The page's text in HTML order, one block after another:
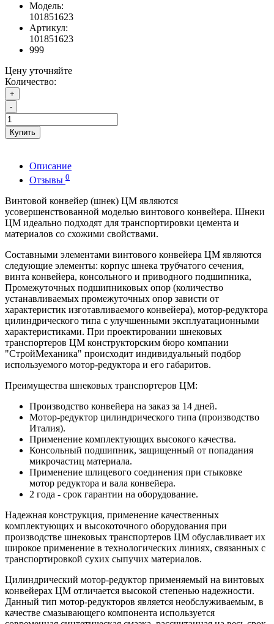
Модель:
101851623
Артикул:
101851623
999
Цену уточняйте
Количество:
+
-
Купить
Описание
Отзывы 0
Винтовой конвейер (шнек) ЦМ являются
усовершенствованной моделью винтового конвейера. Шнеки
ЦМ идеально подходят для транспортировки цемента и
материалов со схожими свойствами.
Составными элементами винтового конвейера ЦМ являются
следующие элементы: корпус шнека трубчатого сечения,
винта конвейера, консольного и приводного подшипника,
Промежуточных подшипниковых опор (количество
устанавливаемых промежуточных опор зависти от
характеристик изготавливаемого конвейера), мотор-редуктора
цилиндрического типа с улучшенными эксплуатационными
характеристиками. При проектировании шнековых
транспортеров ЦМ конструкторским бюро компании
"СтройМеханика" происходит индивидуальный подбор
используемого мотор-редуктора и его габаритов.
Преимущества шнековых транспортеров ЦМ:
Производство конвейера на заказ за 14 дней.
Мотор-редуктор цилиндрического типа (производство
Италия).
Применение комплектующих высокого качества.
Консольный подшипник, защищенный от попадания
микрочастиц материала.
Применение шлицевого соединения при стыковке
мотор редуктора и вала конвейера.
2 года - срок гарантии на оборудование.
Надежная конструкция, применение качественных
комплектующих и высокоточного оборудования при
производстве шнековых транспортеров ЦМ обуславливает их
широкое применение в технологических линиях, связанных с
транспортировкой сухих сыпучих материалов.
Цилиндрический мотор-редуктор применяемый на винтовых
конвейерах ЦМ отличается высокой степенью надежности.
Данный тип мотор-редукторов является необслуживаемым, в
качестве смазывающего компонента используется